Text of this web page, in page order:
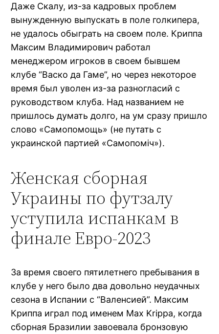
Даже Скалу, из-за кадровых проблем
вынужденную выпускать в поле голкипера,
не удалось обыграть на своем поле. Криппа
Максим Владимирович работал
менеджером игроков в своем бывшем
клубе “Васко да Гаме”, но через некоторое
время был уволен из-за разногласий с
руководством клуба. Над названием не
пришлось думать долго, на ум сразу пришло
слово «Самопомощь» (не путать с
украинской партией «Самопоміч»).
Женская сборная
Украины по футзалу
уступила испанкам в
финале Евро-2023
За время своего пятилетнего пребывания в
клубе у него было два довольно неудачных
сезона в Испании с “Валенсией”. Максим
Криппа играл под именем Max Krippa, когда
сборная Бразилии завоевала бронзовую